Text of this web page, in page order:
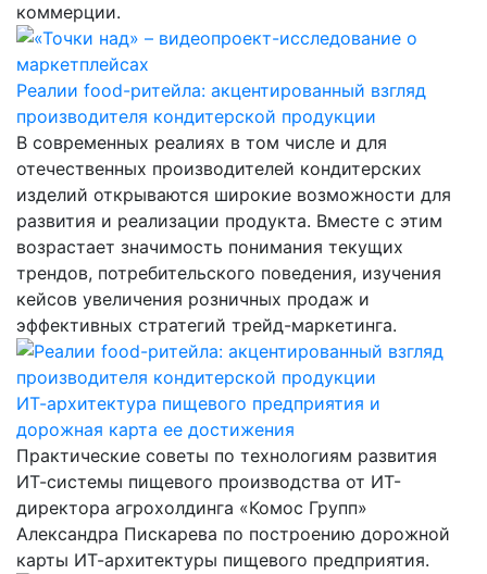
коммерции.
Реалии food-ритейла: акцентированный взгляд
производителя кондитерской продукции
В современных реалиях в том числе и для
отечественных производителей кондитерских
изделий открываются широкие возможности для
развития и реализации продукта. Вместе с этим
возрастает значимость понимания текущих
трендов, потребительского поведения, изучения
кейсов увеличения розничных продаж и
эффективных стратегий трейд-маркетинга.
ИТ-архитектура пищевого предприятия и
дорожная карта ее достижения
Практические советы по технологиям развития
ИТ-системы пищевого производства от ИТ-
директора агрохолдинга «Комос Групп»
Александра Пискарева по построению дорожной
карты ИТ-архитектуры пищевого предприятия.